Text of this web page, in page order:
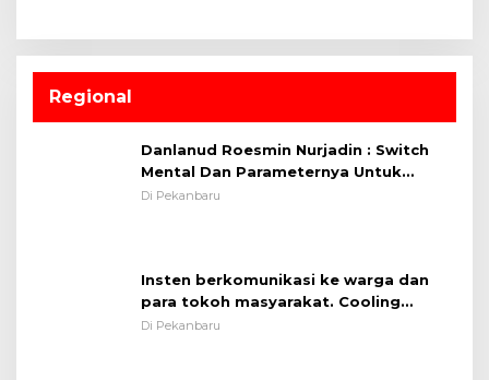
Regional
Danlanud Roesmin Nurjadin : Switch
Mental Dan Parameternya Untuk
Melaksanakan ✈
Di Pekanbaru
Insten berkomunikasi ke warga dan
para tokoh masyarakat. Cooling
System OMP LK ²024 Polsek Rumbai,
Di Pekanbaru